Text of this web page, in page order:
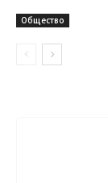
Общество